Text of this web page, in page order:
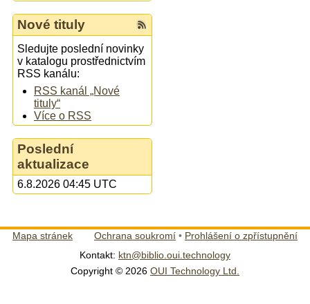
Nové tituly
Sledujte poslední novinky
v katalogu prostřednictvím
RSS kanálu:
RSS kanál „Nové
tituly“
Více o RSS
Poslední
aktualizace
6.8.2026 04:45 UTC
Mapa stránek Ochrana soukromí • Prohlášení o zpřístupnění
Kontakt: ktn@biblio.oui.technology
Copyright © 2026 OUI Technology Ltd.